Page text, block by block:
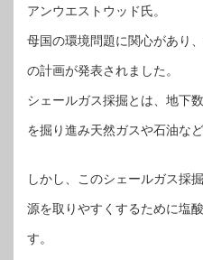
アンウエストウッド氏。
母国の環境問題に関心があり
の計画が発表されました。
シェールガス採掘とは、地下
を掘り進み天然ガスや石油な
しかし、このシェールガス採
源を取りやすくするために塩
す。